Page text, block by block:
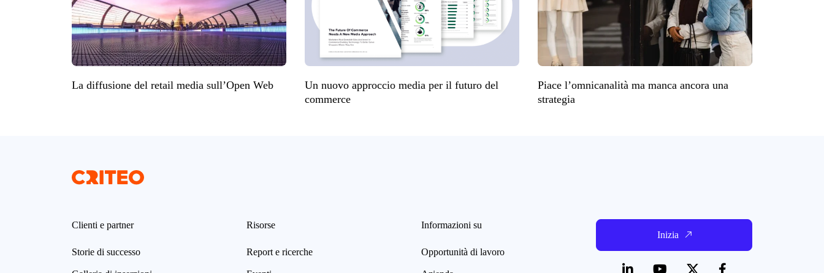
La diffusione del retail media sull’Open Web
Un nuovo approccio media per il futuro del
commerce
Piace l’omnicanalità ma manca ancora una
strategia
Clienti e partner
Storie di successo
Risorse
Report e ricerche
Informazioni su
Opportunità di lavoro
Inizia